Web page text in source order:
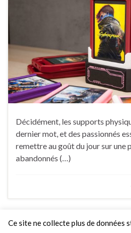
Décidément, les supports
dernier mot, et des passionnés
remettre au goût du jour sur une
abandonnés (…)
Ce site ne collecte plus de données